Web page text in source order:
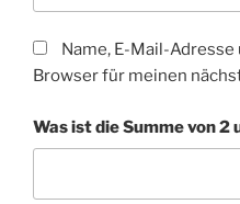
Name, E-Mail-
Browser für meinen
Was ist die Summe von 2